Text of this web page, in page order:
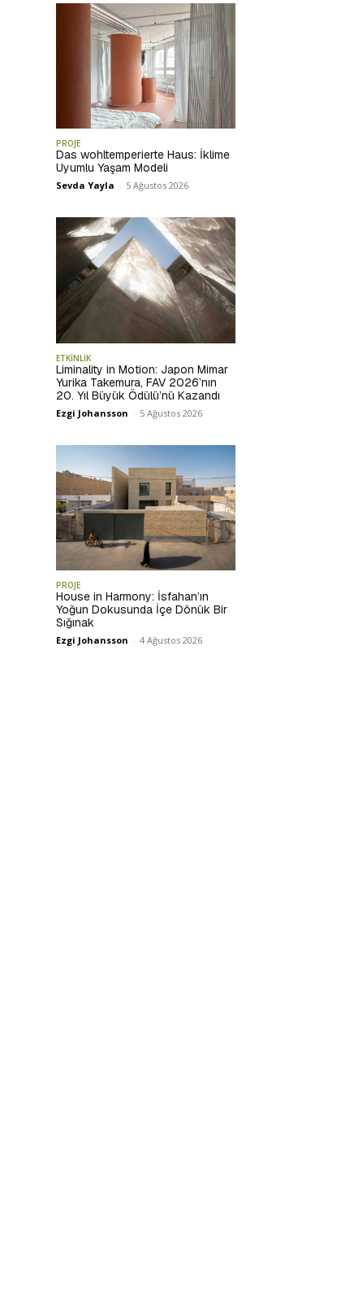
PROJE
Das wohltemperierte Haus: İklime
Uyumlu Yaşam Modeli
Sevda Yayla - 5 Ağustos 2026
ETKİNLİK
Liminality in Motion: Japon Mimar
Yurika Takemura, FAV 2026’nın
20. Yıl Büyük Ödülü’nü Kazandı
Ezgi Johansson - 5 Ağustos 2026
PROJE
House in Harmony: İsfahan’ın
Yoğun Dokusunda İçe Dönük Bir
Sığınak
Ezgi Johansson - 4 Ağustos 2026